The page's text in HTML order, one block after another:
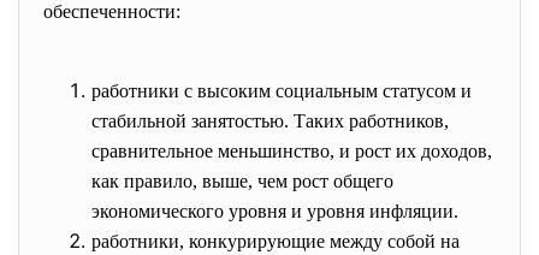
обеспеченности:
работники с высоким социальным статусом и
стабильной занятостью. Таких работников,
сравнительное меньшинство, и рост их доходов,
как правило, выше, чем рост общего
экономического уровня и уровня инфляции.
работники, конкурирующие между собой на